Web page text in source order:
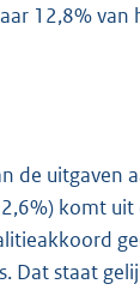
12,8%
de uitgaven
komt
Dat staat